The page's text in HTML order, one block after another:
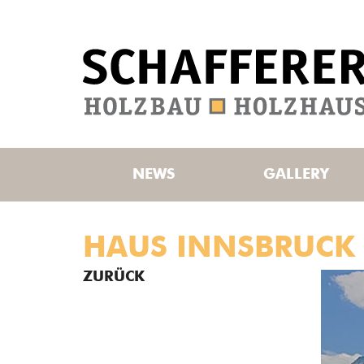
NEWS GALLERY
HAUS INNSBRUCK
ZURÜCK